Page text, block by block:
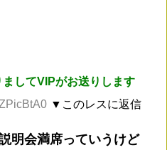
してVIPがお送りします
▼このレスに返信
明会満席っていうけど